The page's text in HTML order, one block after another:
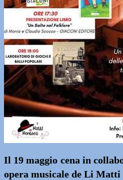
Il 19 maggio cena in
opera musicale de Li Matti